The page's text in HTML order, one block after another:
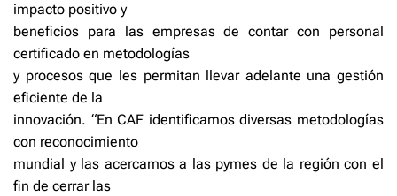
impacto positivo y
beneficios para las empresas de contar con personal
certificado en metodologías
y procesos que les permitan llevar adelante una gestión
eficiente de la
innovación. “En CAF identificamos diversas metodologías
con reconocimiento
mundial y las acercamos a las pymes de la región con el
fin de cerrar las